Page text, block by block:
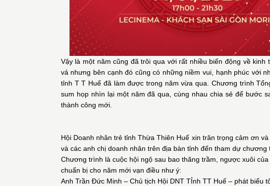
Vậy là một năm cũng đã trôi qua với rất nhiều biến động về
vả nhưng bên cạnh đó cũng có những niềm vui, hạnh phúc với
tỉnh T T Huế đã làm được trong năm vừa qua. Chương trình
sum họp nhìn lại một năm đã qua, cùng nhau chia sẻ để bước
thành công mới.
Hội Doanh nhân trẻ tỉnh Thừa Thiên Huế xin trân trọng cảm ơn
và các anh chị doanh nhân trên địa bàn tỉnh đến tham dự chương
Chương trình là cuộc hội ngộ sau bao thăng trầm, ngược xuôi
chuẩn bị cho năm mới vạn điều như ý:
Anh Trần Đức Minh – Chủ tịch Hội DNT TỈnh TT Huế – phát biểu